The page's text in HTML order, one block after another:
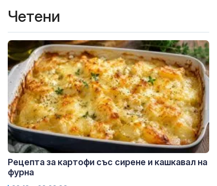
Четени
Рецепта за картофи със сирене и кашкавал на
фурна